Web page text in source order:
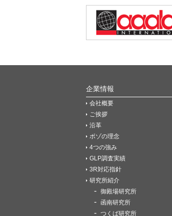
企業情報
会社概要
ご挨拶
沿革
ボゾの理念
4つの強み
GLP調査実績
3R対応指針
研究所紹介
御殿場研究所
函南研究所
つくば研究所